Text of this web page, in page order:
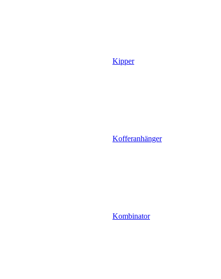
Kipper
Kofferanhänger
Kombinator